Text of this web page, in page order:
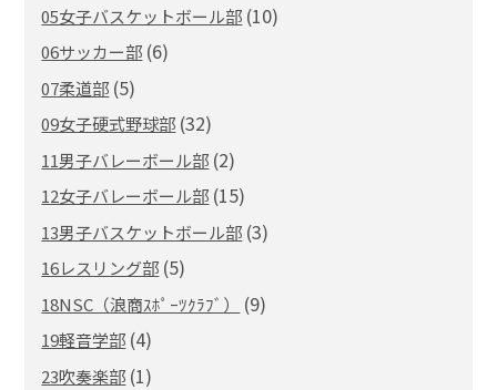
05女子バスケットボール部 (10)
06サッカー部 (6)
07柔道部 (5)
09女子硬式野球部 (32)
11男子バレーボール部 (2)
12女子バレーボール部 (15)
13男子バスケットボール部 (3)
16レスリング部 (5)
18NSC（浪商ｽﾎﾟｰﾂｸﾗﾌﾞ） (9)
19軽音学部 (4)
23吹奏楽部 (1)